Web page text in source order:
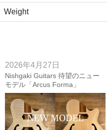
Weight
2026年4月27日
Nishgaki Guitars 待望のニュー
モデル「Arcus Forma」